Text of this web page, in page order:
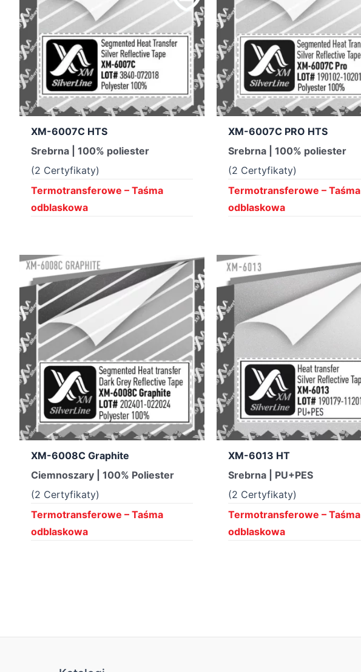
XM-6007C HTS
Srebrna | 100% poliester
(2 Certyfikaty)
Termotransferowe – Taśma
odblaskowa
XM-6007C PRO HTS
Srebrna | 100% poliester
(2 Certyfikaty)
Termotransferowe – Taśma
odblaskowa
XM-6008C Graphite
Ciemnoszary | 100% Poliester
(2 Certyfikaty)
Termotransferowe – Taśma
odblaskowa
XM-6013 HT
Srebrna | PU+PES
(2 Certyfikaty)
Termotransferowe – Taśma
odblaskowa